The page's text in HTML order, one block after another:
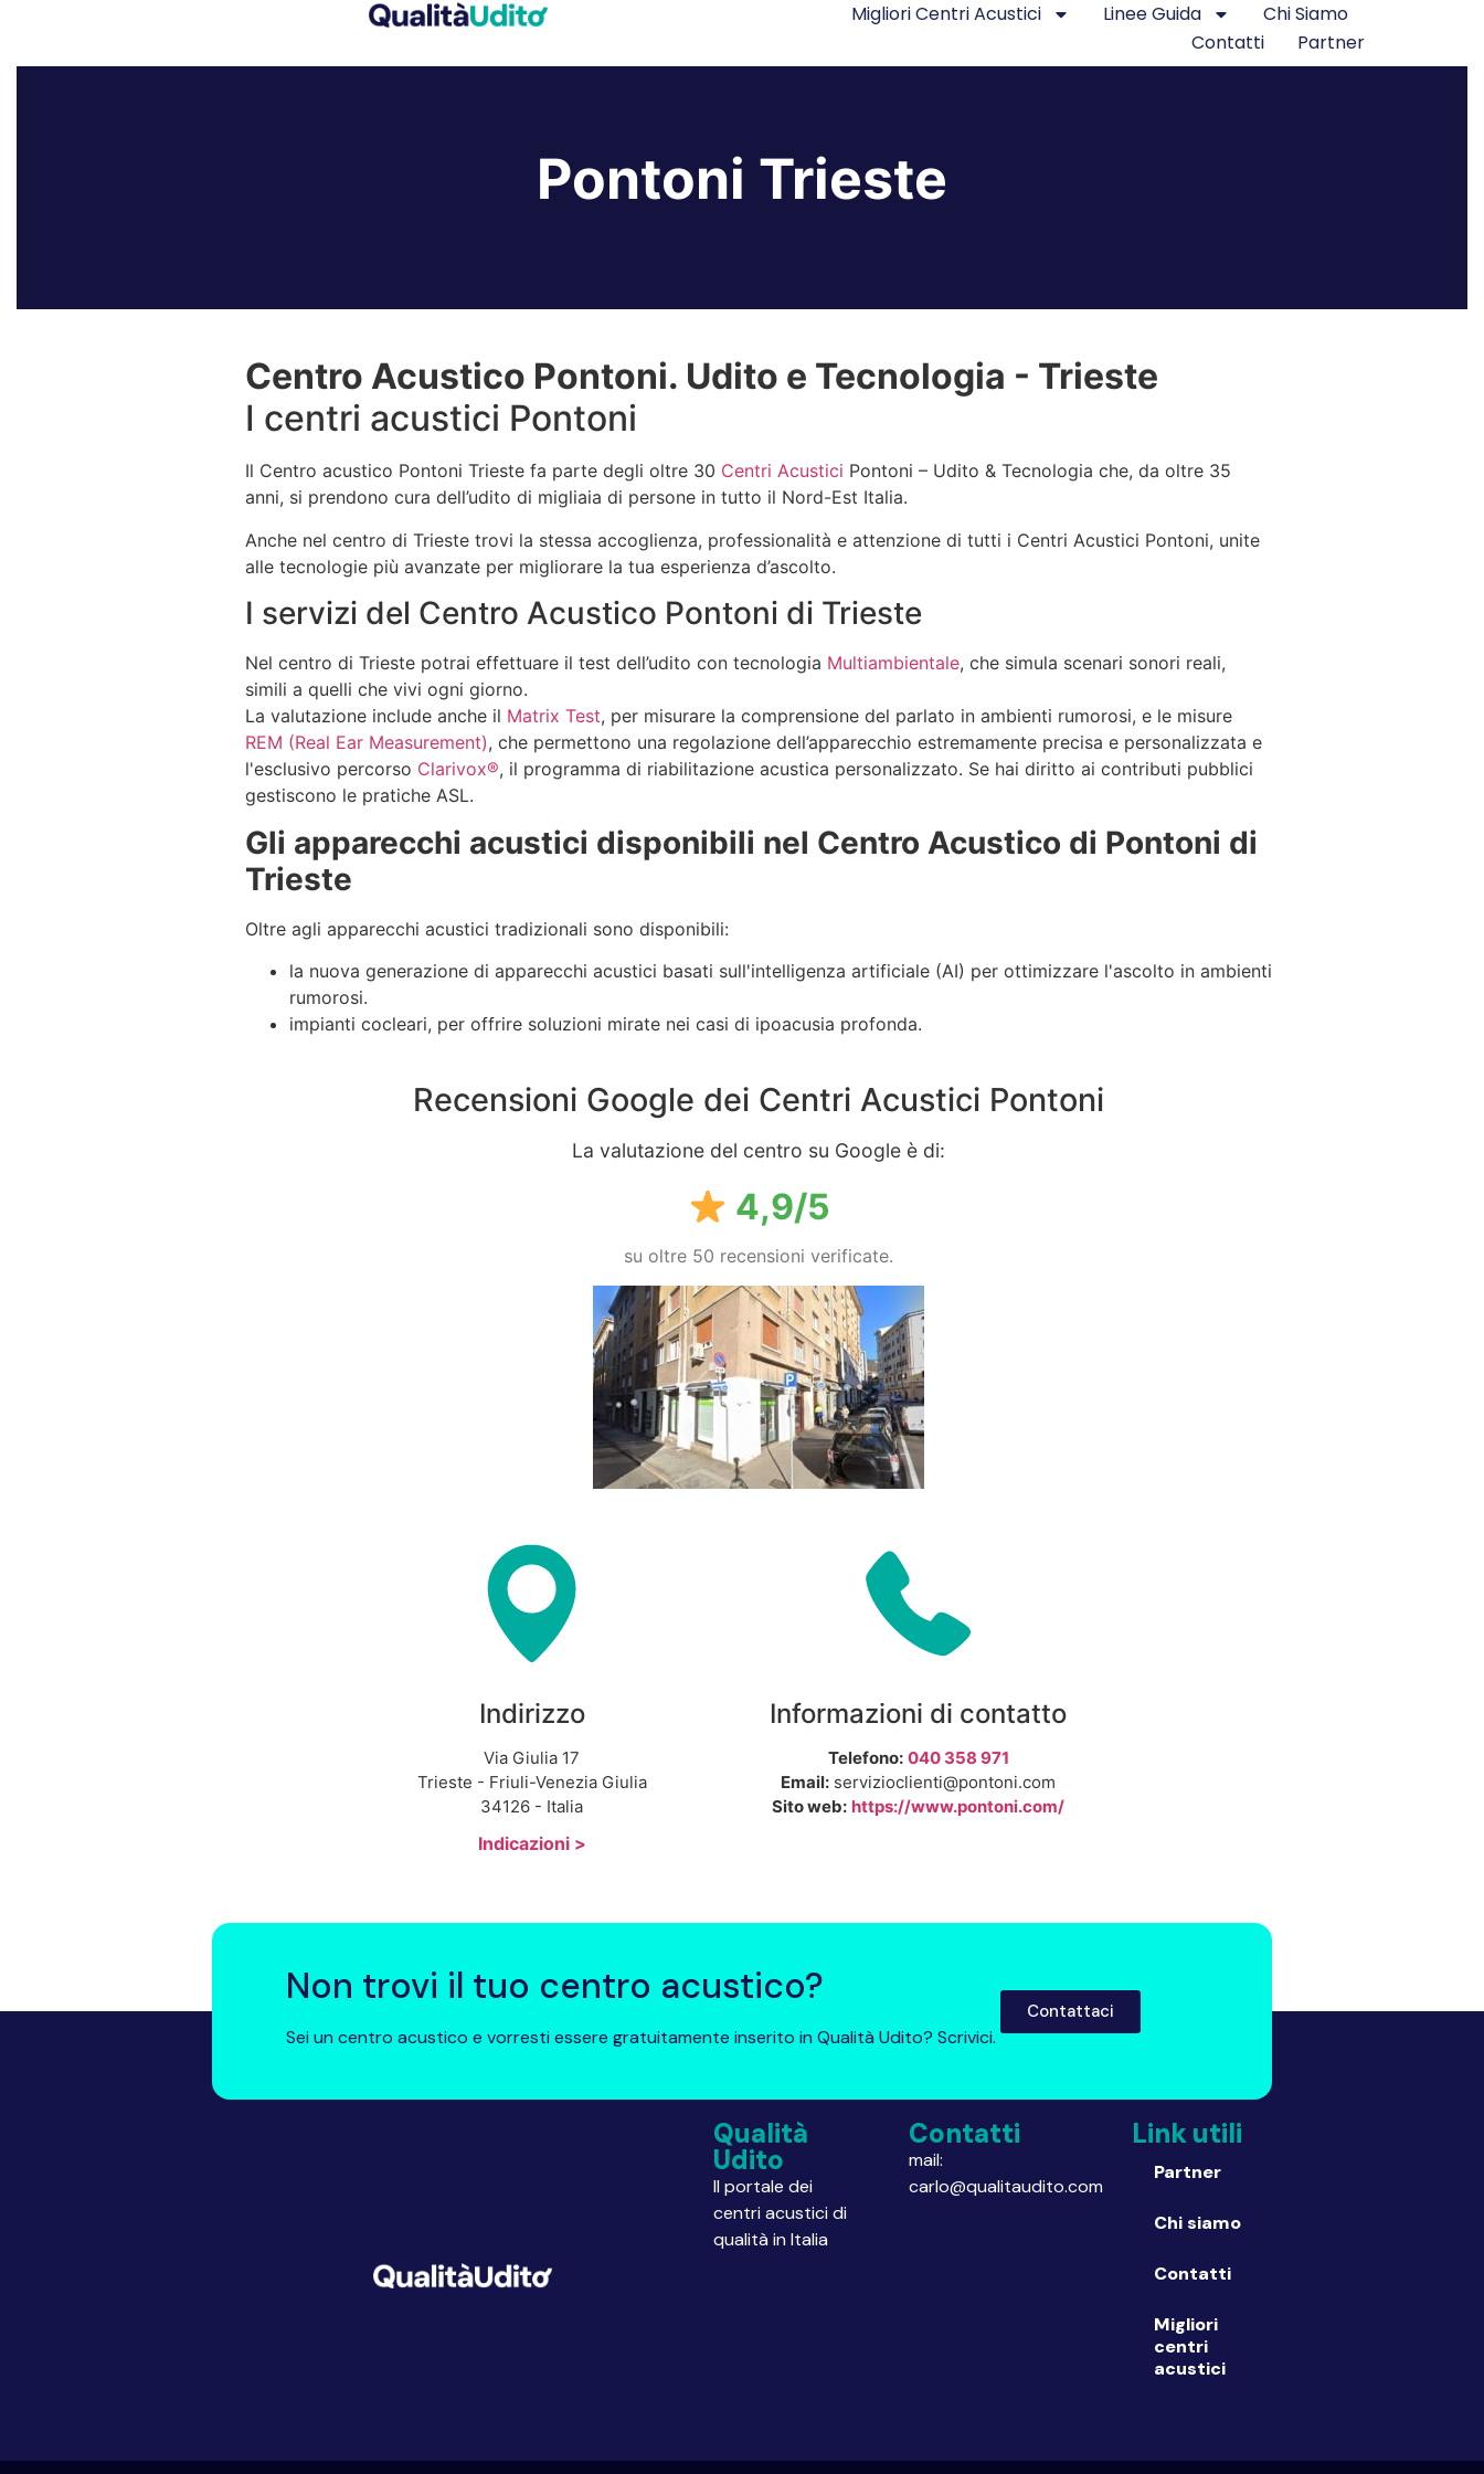
Migliori Centri Acustici Linee Guida
Chi Siamo
Contatti
Partner
Pontoni Trieste
Centro Acustico Pontoni. Udito e Tecnologia - Trieste
I centri acustici Pontoni
Il Centro acustico Pontoni Trieste fa parte degli oltre 30 Centri Acustici Pontoni – Udito & Tecnologia che, da oltre 35
anni, si prendono cura dell’udito di migliaia di persone in tutto il Nord-Est Italia.
Anche nel centro di Trieste trovi la stessa accoglienza, professionalità e attenzione di tutti i Centri Acustici Pontoni, unite
alle tecnologie più avanzate per migliorare la tua esperienza d’ascolto.
I servizi del Centro Acustico Pontoni di Trieste
Nel centro di Trieste potrai effettuare il test dell’udito con tecnologia Multiambientale, che simula scenari sonori reali,
simili a quelli che vivi ogni giorno.
La valutazione include anche il Matrix Test, per misurare la comprensione del parlato in ambienti rumorosi, e le misure
REM (Real Ear Measurement), che permettono una regolazione dell’apparecchio estremamente precisa e personalizzata e
l'esclusivo percorso Clarivox®, il programma di riabilitazione acustica personalizzato. Se hai diritto ai contributi pubblici
gestiscono le pratiche ASL.
Gli apparecchi acustici disponibili nel Centro Acustico di Pontoni di
Trieste
Oltre agli apparecchi acustici tradizionali sono disponibili:
la nuova generazione di apparecchi acustici basati sull'intelligenza artificiale (AI) per ottimizzare l'ascolto in ambienti
rumorosi.
impianti cocleari, per offrire soluzioni mirate nei casi di ipoacusia profonda.
Recensioni Google dei Centri Acustici Pontoni
La valutazione del centro su Google è di:
4,9/5
su oltre 50 recensioni verificate.
Indirizzo
Via Giulia 17
Trieste - Friuli-Venezia Giulia
34126 - Italia
Indicazioni >
Informazioni di contatto
Telefono: 040 358 971
Email: servizioclienti@pontoni.com
Sito web: https://www.pontoni.com/
Non trovi il tuo centro acustico?
Sei un centro acustico e vorresti essere gratuitamente inserito in Qualità Udito? Scrivici.
Contattaci
Qualità
Udito
Il portale dei
centri acustici di
qualità in Italia
Contatti
mail:
carlo@qualitaudito.com
Link utili
Partner
Chi siamo
Contatti
Migliori
centri
acustici